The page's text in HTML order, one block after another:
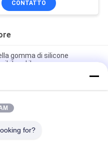
CONTATTO
gomma di silicone
ed il cavo
di gomma
H
alimentazione forzata a
for?